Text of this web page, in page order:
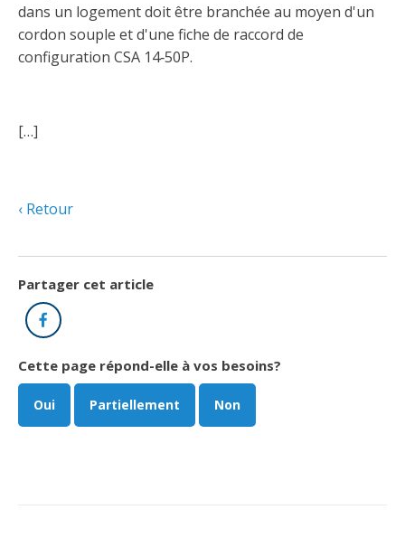
Condamnations pour exercice illégal
H-Q, Telus et autres partenaires
dans un logement doit être branchée au moyen d'un
cordon souple et d'une fiche de raccord de
configuration CSA 14‑50P.
[…]
Retour
Partager cet article
Facebook
Cette page répond-elle à vos besoins?
Oui Partiellement Non